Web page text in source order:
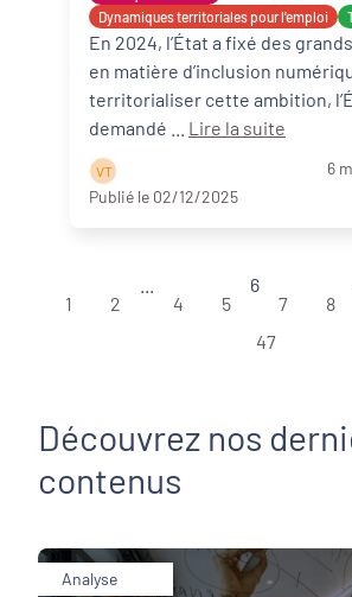
Dynamiques territoriales pour l’emploi
En 2024, l’État a fixé des
en matière d’inclusion
territorialiser cette ambition,
Lire la suite
V T
6
Publié le 02/12/2025
1 2
4
5
6
7
8
47
Découvrez nos
contenus
Analyse